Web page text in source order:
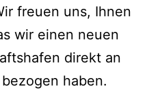
freuen uns, Ihnen
wir einen neuen
direkt an
haben.